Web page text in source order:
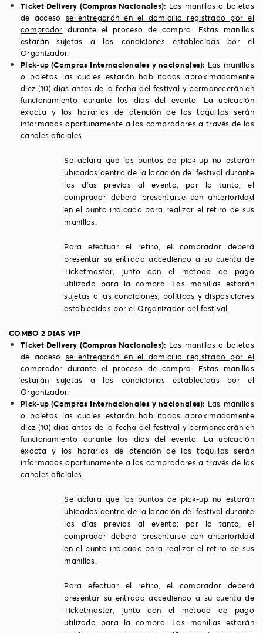
Ticket Delivery (Compras Nacionales): Las manillas o boletas
de acceso se entregarán en el domicilio registrado por el
comprador durante el proceso de compra. Estas manillas
estarán sujetas a las condiciones establecidas por el
Organizador.
Pick-up (Compras Internacionales y nacionales): Las manillas
o boletas las cuales estarán habilitadas aproximadamente
diez (10) días antes de la fecha del festival y permanecerán en
funcionamiento durante los días del evento. La ubicación
exacta y los horarios de atención de las taquillas serán
informados oportunamente a los compradores a través de los
canales oficiales.
Se aclara que los puntos de pick-up no estarán
ubicados dentro de la locación del festival durante
los días previos al evento; por lo tanto, el
comprador deberá presentarse con anterioridad
en el punto indicado para realizar el retiro de sus
manillas.
Para efectuar el retiro, el comprador deberá
presentar su entrada accediendo a su cuenta de
Ticketmaster, junto con el método de pago
utilizado para la compra. Las manillas estarán
sujetas a las condiciones, políticas y disposiciones
establecidas por el Organizador del festival.
COMBO 2 DIAS VIP
Ticket Delivery (Compras Nacionales): Las manillas o boletas
de acceso se entregarán en el domicilio registrado por el
comprador durante el proceso de compra. Estas manillas
estarán sujetas a las condiciones establecidas por el
Organizador.
Pick-up (Compras Internacionales y nacionales): Las manillas
o boletas las cuales estarán habilitadas aproximadamente
diez (10) días antes de la fecha del festival y permanecerán en
funcionamiento durante los días del evento. La ubicación
exacta y los horarios de atención de las taquillas serán
informados oportunamente a los compradores a través de los
canales oficiales.
Se aclara que los puntos de pick-up no estarán
ubicados dentro de la locación del festival durante
los días previos al evento; por lo tanto, el
comprador deberá presentarse con anterioridad
en el punto indicado para realizar el retiro de sus
manillas.
Para efectuar el retiro, el comprador deberá
presentar su entrada accediendo a su cuenta de
Ticketmaster, junto con el método de pago
utilizado para la compra. Las manillas estarán